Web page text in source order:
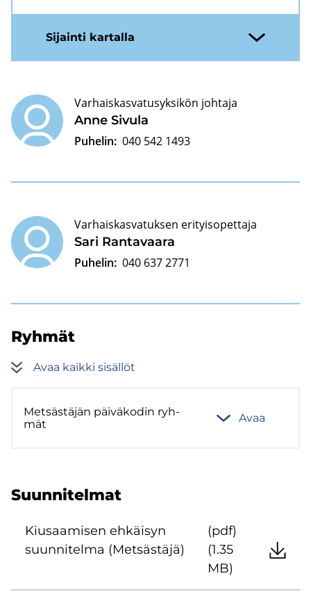
Si­jain­ti kar­tal­la
Anne Si­vu­la
Varhaiskasvatusyksikön johtaja
Puhelin: 040 542 1493
Sari Ran­ta­vaa­ra
Varhaiskasvatuksen erityisopettaja
Puhelin: 040 637 2771
Ryh­mät
Avaa kaik­ki si­säl­löt
Met­säs­tä­jän päi­vä­ko­din ryh­
mät
Avaa
Suun­ni­tel­mat
Kiusaa­mi­sen eh­käi­syn
suun­ni­tel­ma (Met­säs­tä­jä)
(pdf)
(1.35
MB)